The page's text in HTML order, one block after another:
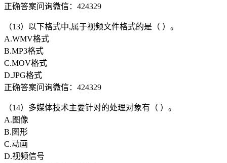
正确答案问询微信：424329
（13）以下格式中,属于视频文件格式的是（ ）。
A.WMV格式
B.MP3格式
C.MOV格式
D.JPG格式
正确答案问询微信：424329
（14）多媒体技术主要针对的处理对象有（ ）。
A.图像
B.图形
C.动画
D.视频信号